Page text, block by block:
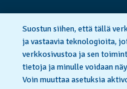
Withdraw from
Privacy Policy
Suostun siihen, että tällä
ja vastaavia teknologioita,
verkkosivustoa ja sen
tietoja ja minulle voidaan
Voin muuttaa asetuksia